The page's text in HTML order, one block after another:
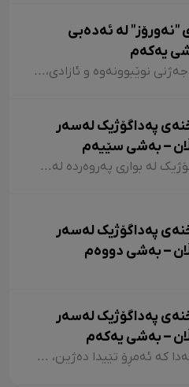
"نەورۆز" لە ئەدەبی
یەکەم
نەورۆز وەکوو جەژنی نوێبوونەوە و ئازادی، لە ئەدەبی کوردیدا و لەلای شاعیران و نووسەرانی کورد، هەمیشە جێی بایەخ و تێڕامان بووە. شاعیران و نووسەرانی کورد وەکوو دیوێکی جوانی و دەرچەیەکی ئازادی و هێمای ڕزگاریی نەتەوەیی، نەورۆزیان لەنێو شیعر و دەقەکەیاندا بەکار هێناوە. ئەم بابەتەش دەگەڕێتەوە بۆ گرێدراویی حاشاهەڵنەگری کورد و کوردستان بە نەورۆزەوە
پەداگۆژیک لەسەر
– بەشی سێیەم
ڕەخنەی پەداگۆژیک لە بواری پەروەردە لەسەر چیرۆکی منداڵان؛ هەندێکجار لە چیرۆکی منداڵاندا تووشی ئەو جۆرە وشەیە دەبین کە کاریگەرییان لەسەر مێشکی منداڵان دەبێت و ڕێگەیان پێ دەدات بیرۆکەیەکی خراپ لە مێشکیاندا دروست بکەن. بۆ نموونە دەتوانین لێرەدا سەرنجەکانمان لەسەر چیرۆکی "تیتی و پیرێ، کال و سێڤێ و نیسکۆ" بخەینەڕوو. لە بەشێکی چیرۆکی "تیتی و پیرێ"دا وەها دەڵێت:
پەداگۆژیک لەسەر
– بەشی دووەم
پەداگۆژیک لەسەر
– بەشی یەکەم
لەو کۆمەڵگەیەدا کە ئەمڕۆ تێیدا دەژین، هەرچەندە دەبینین ئەدەبی کوردی لە گەشەکردندایە، بەتایبەتی ئەدەبی منداڵان، بەڵام زۆربەی چیرۆکەکانی منداڵان لایەنی لاوازی زۆریان هەیە کە کاریگەرییان لەسەر دەروونی منداڵان هەیە و دەبنە کێشە.